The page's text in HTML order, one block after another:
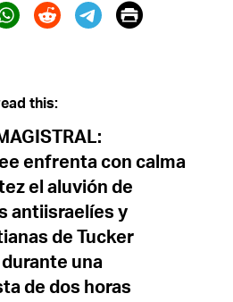
(X)
Print
this:
enfrenta con calma
el aluvión de
antiisraelíes y
de Tucker
una
de dos horas